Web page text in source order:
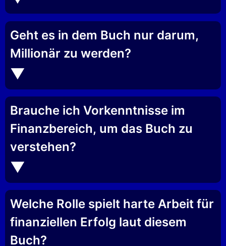
Geht es in dem Buch nur darum,
Millionär zu werden?
Brauche ich Vorkenntnisse im
Finanzbereich, um das Buch zu
verstehen?
Welche Rolle spielt harte Arbeit für
finanziellen Erfolg laut diesem
Buch?